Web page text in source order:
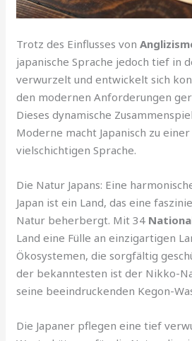
Trotz des Einflusses von
japanische Sprache jedoch tief in
verwurzelt und entwickelt sich
den modernen Anforderungen
Dieses dynamische
Moderne macht Japanisch zu
vielschichtigen Sprache.
Die Natur Japans: Eine
Japan ist ein Land, das eine
Natur beherbergt. Mit 34
Land eine Fülle an einzigartigen
Ökosystemen, die sorgfältig
der bekanntesten ist der Nikko-
seine beeindruckenden Kegon-
Die Japaner pflegen eine tief